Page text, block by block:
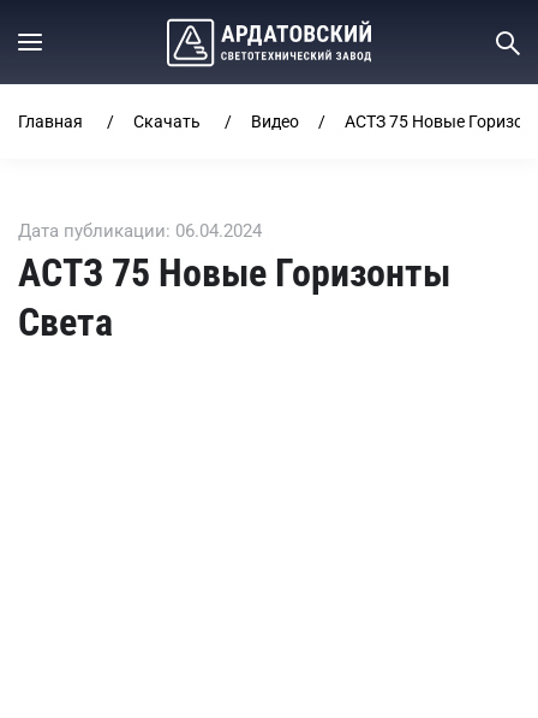
Главная Скачать Видео АСТЗ 75 Новые
Дата публикации: 06.04.2024
АСТЗ 75 Новые Горизонты
Света